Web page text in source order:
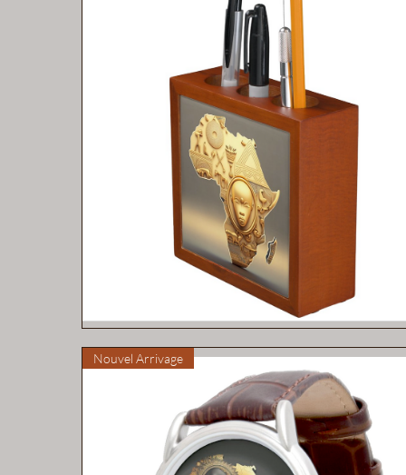
Aperçu rapide
Nouvel Arrivage